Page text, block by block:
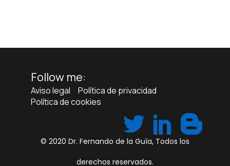
Follow me:
Aviso legal
Política de privacidad
Política de cookies
© 2020 Dr. Fernando de la Guía, Todos los
derechos reservados.